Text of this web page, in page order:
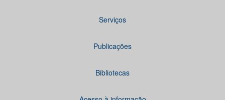
Serviços
Publicações
Bibliotecas